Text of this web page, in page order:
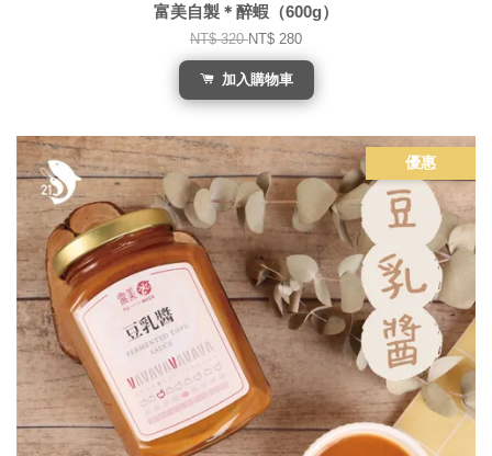
富美自製＊醉蝦（600g）
NT$ 320NT$ 280
加入購物車
優惠